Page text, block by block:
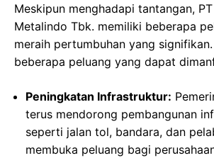
Meskipun menghadapi tantangan,
Metalindo Tbk. memiliki beberapa
meraih pertumbuhan yang
beberapa peluang yang dapat
Peningkatan Infrastruktur:
terus mendorong pembangunan
seperti jalan tol, bandara, dan
membuka peluang bagi